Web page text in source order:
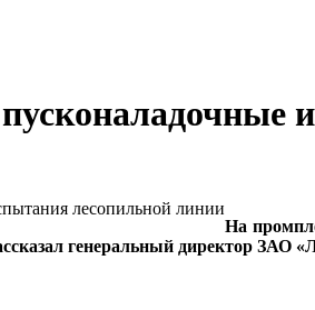
На
генеральный директор